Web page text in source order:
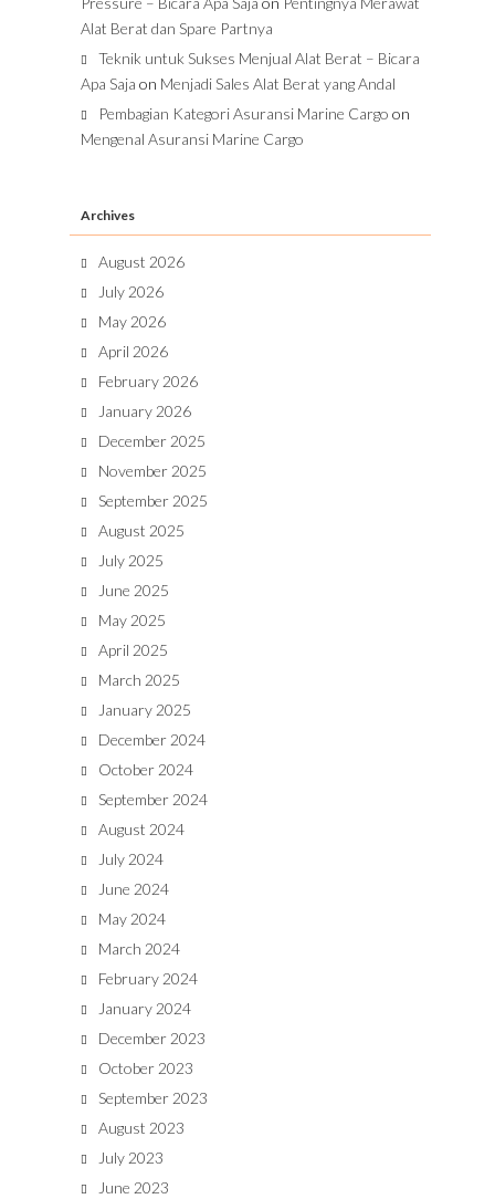
Alat Berat dan Spare Partnya
Teknik untuk Sukses Menjual Alat Berat – Bicara
Apa Saja on Menjadi Sales Alat Berat yang Andal
Pembagian Kategori Asuransi Marine Cargo on
Mengenal Asuransi Marine Cargo
Archives
August 2026
July 2026
May 2026
April 2026
February 2026
January 2026
December 2025
November 2025
September 2025
August 2025
July 2025
June 2025
May 2025
April 2025
March 2025
January 2025
December 2024
October 2024
September 2024
August 2024
July 2024
June 2024
May 2024
March 2024
February 2024
January 2024
December 2023
October 2023
September 2023
August 2023
July 2023
June 2023